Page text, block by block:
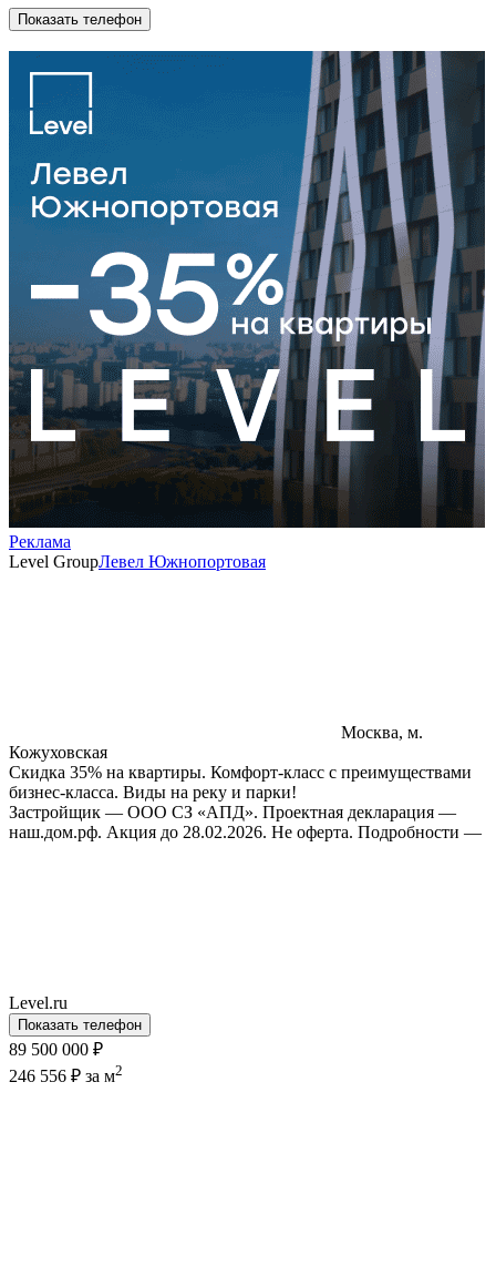
Показать телефон
Реклама
Level GroupЛевел Южнопортовая
Москва, м.
Кожуховская
Скидка 35% на квартиры. Комфорт-класс с преимуществами
бизнес-класса. Виды на реку и парки!
Застройщик — ООО СЗ «АПД». Проектная декларация —
наш.дом.рф. Акция до 28.02.2026. Не оферта. Подробности —
Level.ru
Показать телефон
89 500 000 ₽
246 556 ₽ за м2